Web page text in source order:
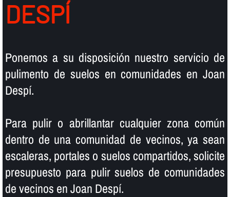
DESPÍ
Ponemos a su disposición nuestro servicio de
pulimento de suelos en comunidades en Joan
Despí.
Para pulir o abrillantar cualquier zona común
dentro de una comunidad de vecinos, ya sean
escaleras, portales o suelos compartidos, solicite
presupuesto para pulir suelos de comunidades
de vecinos en Joan Despí.